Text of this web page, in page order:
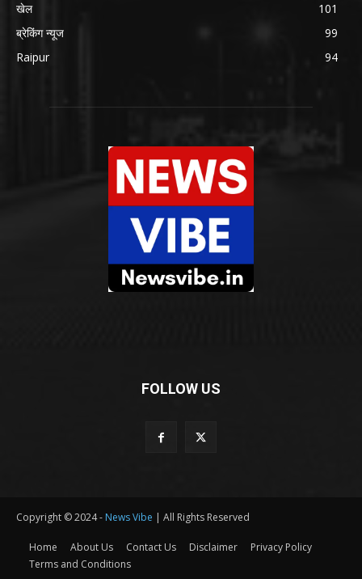
खेल
101
ब्रेकिंग न्यूज
99
Raipur
94
FOLLOW US
Copyright © 2024 - News Vibe | All Rights Reserved
Home About Us Contact Us Disclaimer
Privacy Policy
Terms and Conditions